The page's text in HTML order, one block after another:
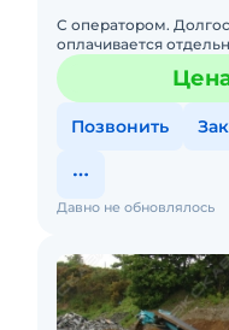
С оператором.
оплачивается
1800. Первичный
на 1.52, приемный
Позвонить
Давно не обновлялось